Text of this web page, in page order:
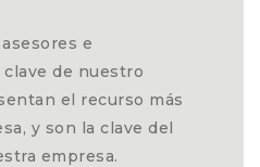
e
de nuestro
el recurso más
y son la clave del
empresa.